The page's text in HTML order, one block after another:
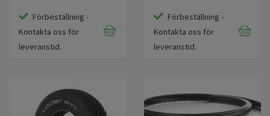
Förbeställning -
Kontakta oss för
leveranstid.
Förbeställning -
Kontakta oss för
leveranstid.